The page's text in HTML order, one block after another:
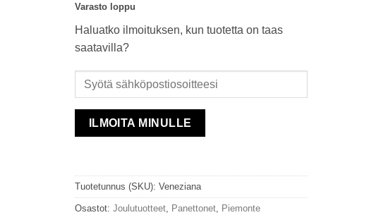
Varasto loppu
Haluatko ilmoituksen, kun tuotetta on taas
saatavilla?
ILMOITA MINULLE
Tuotetunnus (SKU): Veneziana
Osastot: Joulutuotteet, Panettonet, Piemonte